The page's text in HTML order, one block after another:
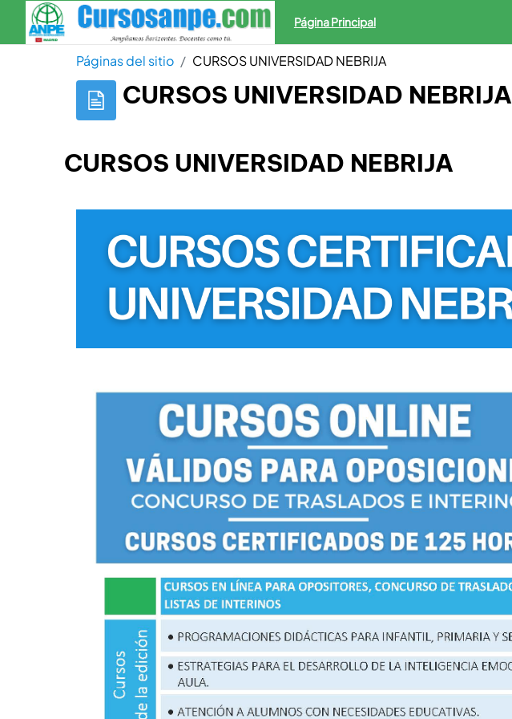
Salta al contenido principal
Página Principal
Páginas del sitio CURSOS UNIVERSIDAD NEBRIJA
CURSOS UNIVERSIDAD NEBRIJA
CURSOS UNIVERSIDAD NEBRIJA